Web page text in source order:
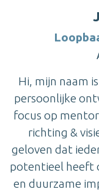
Hi, mijn naam
persoonlijke
focus op
richting &
geloven dat
potentieel heeft
en duurzame